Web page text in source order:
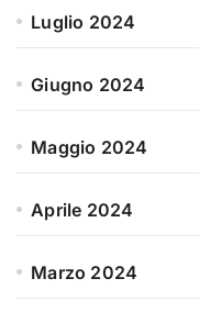
Luglio 2024
Giugno 2024
Maggio 2024
Aprile 2024
Marzo 2024